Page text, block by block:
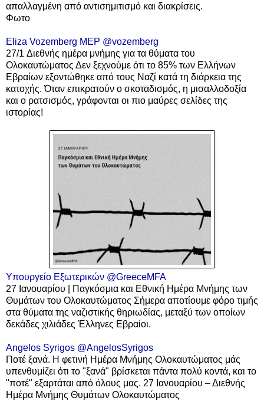
απαλλαγμένη από αντισημιτισμό και διακρίσεις.
Φωτο
Eliza Vozemberg MEP @vozemberg
27/1 Διεθνής ημέρα μνήμης για τα θύματα του
Ολοκαυτώματος Δεν ξεχνούμε ότι το 85% των Ελλήνων
Εβραίων εξοντώθηκε από τους Ναζί κατά τη διάρκεια της
κατοχής. Όταν επικρατούν ο σκοταδισμός, η μισαλλοδοξία
και ο ρατσισμός, γράφονται οι πιο μαύρες σελίδες της
ιστορίας!
Υπουργείο Εξωτερικών @GreeceMFA
27 Ιανουαρίου | Παγκόσμια και Εθνική Ημέρα Μνήμης των
Θυμάτων του Ολοκαυτώματος Σήμερα αποτίουμε φόρο τιμής
στα θύματα της ναζιστικής θηριωδίας, μεταξύ των οποίων
δεκάδες χιλιάδες Έλληνες Εβραίοι.
Angelos Syrigos @AngelosSyrigos
Ποτέ ξανά. Η φετινή Ημέρα Μνήμης Ολοκαυτώματος μάς
υπενθυμίζει ότι το "ξανά" βρίσκεται πάντα πολύ κοντά, και το
"ποτέ" εξαρτάται από όλους μας. 27 Ιανουαρίου – Διεθνής
Ημέρα Μνήμης Θυμάτων Ολοκαυτώματος